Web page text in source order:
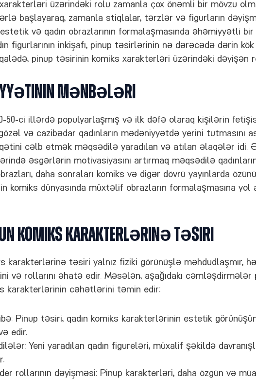
üzərindəki rolu zamanla çox önəmli bir mövzu
başlayaraq, zamanla stiqlalar, tərzlər və figurların
və qadın obrazlarının formalaşmasında əhəmiyyətli
figurlarının inkişafı, pinup təsirlərinin nə dərəcədə dərin kök
pinup təsirinin komiks xarakterləri üzərindəki dəyişən
Mənbələri
50-ci illərdə populyarlaşmış və ilk dəfə olaraq kişilərin
və cazibədar qadınların mədəniyyətdə yerini tutmasını
cəlb etmək məqsədilə yaradılan və atılan əlaqələr idi.
əsgərlərin motivasiyasını artırmaq məqsədilə
daha sonraları komiks və digər dövrü yayınlarda
komiks dünyasında müxtəlif obrazların formalaşmasına yol
Komiks Karakterlərinə Təsiri
karakterlərinə təsiri yalnız fiziki görünüşlə məhdudlaşmır,
və rollarını əhatə edir. Məsələn, aşağıdakı
karakterlərinin cəhətlərini təmin edir:
Pinup təsiri, qadın komiks karakterlərinin estetik
edir.
Yeni yaradılan qadın figureləri, müxalif şəkildə
rollarının dəyişməsi: Pinup karakterləri, daha özgün və